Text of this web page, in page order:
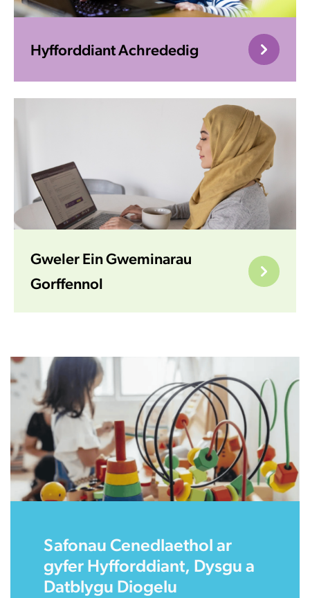
Hyfforddiant Achrededig
Gweler Ein Gweminarau
Gorffennol
Safonau Cenedlaethol ar
gyfer Hyfforddiant, Dysgu a
Datblygu Diogelu